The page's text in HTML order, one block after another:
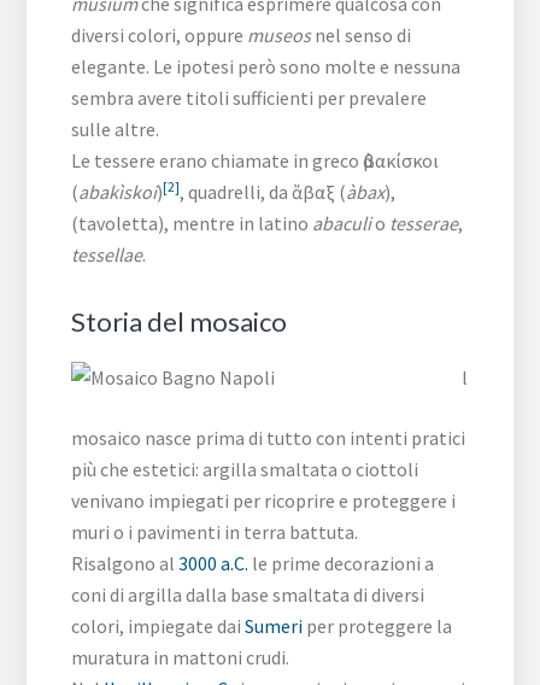
diversi colori, oppure museosnel senso di
elegante. Le ipotesi però sono molte e nessuna
sembra avere titoli sufficienti per prevalere
sulle altre.
Le tessere erano chiamate in greco ἀβακίσκοι
(abakìskoi)[2], quadrelli, da ἄβαξ (àbax),
(tavoletta), mentre in latino abaculio tesserae,
tessellae.
Storia del mosaico
l
mosaico nasce prima di tutto con intenti pratici
più che estetici: argilla smaltata o ciottoli
venivano impiegati per ricoprire e proteggere i
muri o i pavimenti in terra battuta.
Risalgono al3000 a.C. le prime decorazioni a
coni di argilla dalla base smaltata di diversi
colori, impiegate daiSumeri per proteggere la
muratura in mattoni crudi.